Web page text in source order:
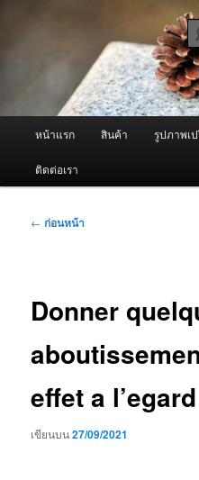
ผู้นำเข้าเครื่องพ่
Fogger /
จำหน่ายเครื่องพ่นหมอกควัน คุณภา
หน้าแรก สินค้า รูปภาพเ
ติดต่อเรา
เมนู
← ก่อนหน้า
Donner
effet a
เขียนบน27/09/2021